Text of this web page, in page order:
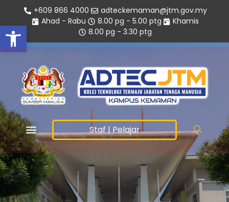
Open toolbar
+609 866 4000
adteckemaman@jtm.gov.my
Ahad - Rabu
8.00 pg - 5.00 ptg
Khamis
8.00 pg - 3.30 ptg
Staf|Pelajar